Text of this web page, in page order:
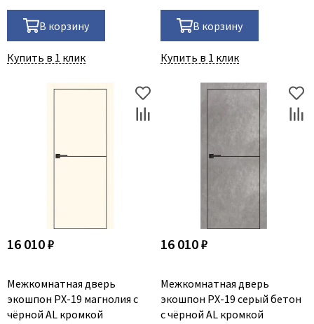
В корзину
Купить в 1 клик
В корзину
Купить в 1 клик
16 010 ₽
Межкомнатная дверь
экошпон PX-19 магнолия с
чёрной AL кромкой
16 010 ₽
Межкомнатная дверь
экошпон PX-19 серый бетон
с чёрной AL кромкой